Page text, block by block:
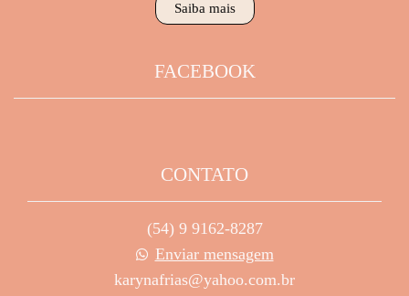
Saiba mais
FACEBOOK
CONTATO
(54) 9 9162-8287
Enviar mensagem
karynafrias@yahoo.com.br